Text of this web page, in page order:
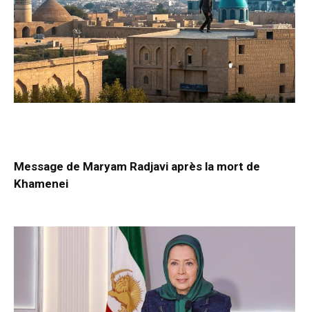
Message de Maryam Radjavi après la mort de
Khamenei